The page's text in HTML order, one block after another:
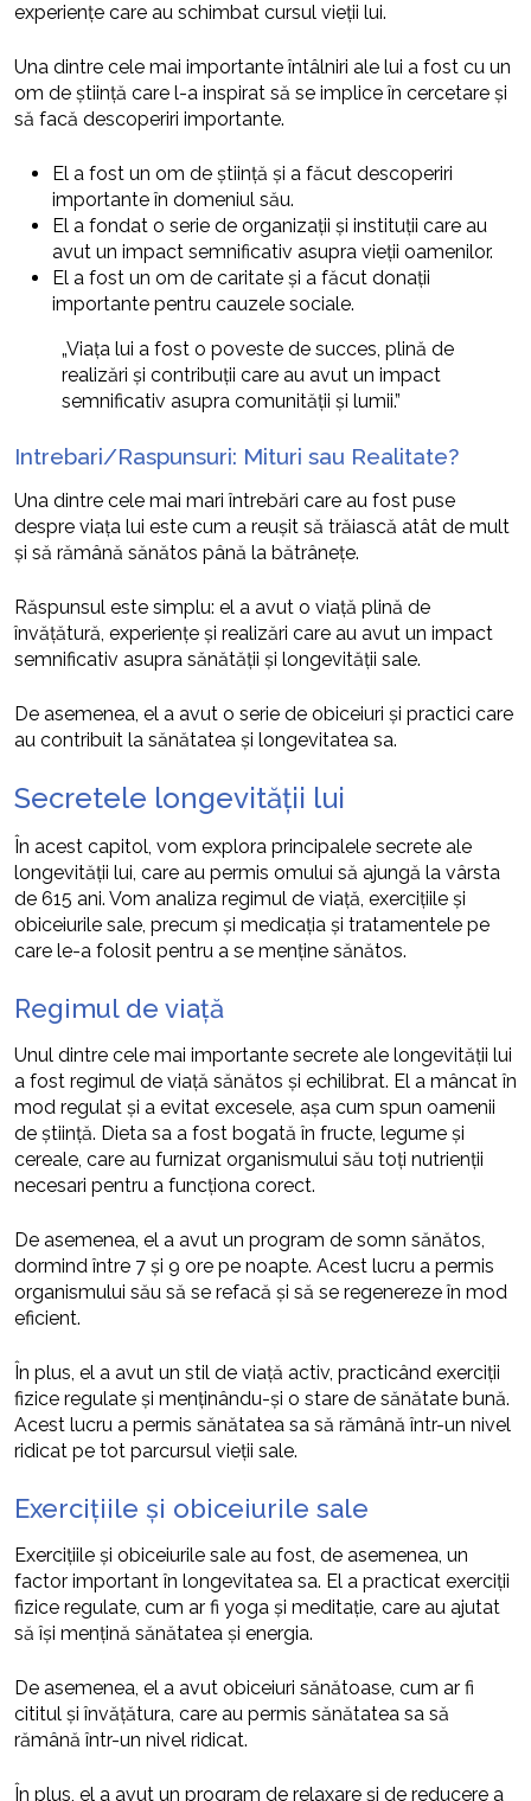
experiențe care au schimbat cursul vieții lui.
Una dintre cele mai importante întâlniri ale lui a fost cu un
om de știință care l-a inspirat să se implice în cercetare și
să facă descoperiri importante.
El a fost un om de știință și a făcut descoperiri
importante în domeniul său.
El a fondat o serie de organizații și instituții care au
avut un impact semnificativ asupra vieții oamenilor.
El a fost un om de caritate și a făcut donații
importante pentru cauzele sociale.
„Viața lui a fost o poveste de succes, plină de
realizări și contribuții care au avut un impact
semnificativ asupra comunității și lumii.”
Intrebari/Raspunsuri: Mituri sau Realitate?
Una dintre cele mai mari întrebări care au fost puse
despre viața lui este cum a reușit să trăiască atât de mult
și să rămână sănătos până la bătrânețe.
Răspunsul este simplu: el a avut o viață plină de
învățătură, experiențe și realizări care au avut un impact
semnificativ asupra sănătății și longevității sale.
De asemenea, el a avut o serie de obiceiuri și practici care
au contribuit la sănătatea și longevitatea sa.
Secretele longevității lui
În acest capitol, vom explora principalele secrete ale
longevității lui, care au permis omului să ajungă la vârsta
de 615 ani. Vom analiza regimul de viață, exercițiile și
obiceiurile sale, precum și medicația și tratamentele pe
care le-a folosit pentru a se menține sănătos.
Regimul de viață
Unul dintre cele mai importante secrete ale longevității lui
a fost regimul de viață sănătos și echilibrat. El a mâncat în
mod regulat și a evitat excesele, așa cum spun oamenii
de știință. Dieta sa a fost bogată în fructe, legume și
cereale, care au furnizat organismului său toți nutrienții
necesari pentru a funcționa corect.
De asemenea, el a avut un program de somn sănătos,
dormind între 7 și 9 ore pe noapte. Acest lucru a permis
organismului său să se refacă și să se regenereze în mod
eficient.
În plus, el a avut un stil de viață activ, practicând exerciții
fizice regulate și menținându-și o stare de sănătate bună.
Acest lucru a permis sănătatea sa să rămână într-un nivel
ridicat pe tot parcursul vieții sale.
Exercițiile și obiceiurile sale
Exercițiile și obiceiurile sale au fost, de asemenea, un
factor important în longevitatea sa. El a practicat exerciții
fizice regulate, cum ar fi yoga și meditație, care au ajutat
să își mențină sănătatea și energia.
De asemenea, el a avut obiceiuri sănătoase, cum ar fi
cititul și învățătura, care au permis sănătatea sa să
rămână într-un nivel ridicat.
În plus, el a avut un program de relaxare și de reducere a